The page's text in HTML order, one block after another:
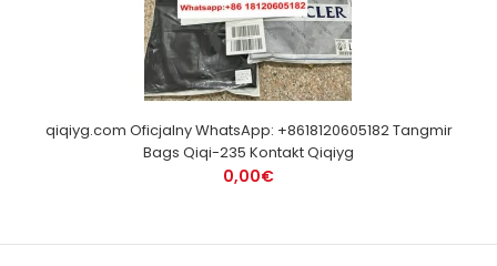
qiqiyg.com Oficjalny WhatsApp: +8618120605182 Tangmir
Bags Qiqi-235 Kontakt Qiqiyg
0,00€